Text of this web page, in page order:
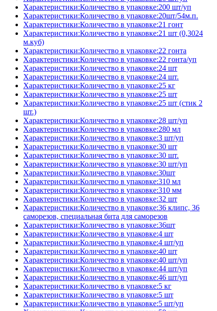
Характеристики:Количество в упаковке:200 шт/уп
Характеристики:Количество в упаковке:20шт/54м.п.
Характеристики:Количество в упаковке:21 гонт
Характеристики:Количество в упаковке:21 шт (0,3024
м.куб)
Характеристики:Количество в упаковке:22 гонта
Характеристики:Количество в упаковке:22 гонта/уп
Характеристики:Количество в упаковке:24 шт
Характеристики:Количество в упаковке:24 шт.
Характеристики:Количество в упаковке:25 кг
Характеристики:Количество в упаковке:25 шт
Характеристики:Количество в упаковке:25 шт (стик 2
шт.)
Характеристики:Количество в упаковке:28 шт/уп
Характеристики:Количество в упаковке:280 мл
Характеристики:Количество в упаковке:3 шт/уп
Характеристики:Количество в упаковке:30 шт
Характеристики:Количество в упаковке:30 шт.
Характеристики:Количество в упаковке:30 шт/уп
Характеристики:Количество в упаковке:30шт
Характеристики:Количество в упаковке:310 мл
Характеристики:Количество в упаковке:310 мм
Характеристики:Количество в упаковке:32 шт
Характеристики:Количество в упаковке:36 клипс, 36
саморезов, специальная бита для саморезов
Характеристики:Количество в упаковке:36шт
Характеристики:Количество в упаковке:4 шт
Характеристики:Количество в упаковке:4 шт/уп
Характеристики:Количество в упаковке:40 шт
Характеристики:Количество в упаковке:40 шт/уп
Характеристики:Количество в упаковке:44 шт/уп
Характеристики:Количество в упаковке:46 шт/уп
Характеристики:Количество в упаковке:5 кг
Характеристики:Количество в упаковке:5 шт
Характеристики:Количество в упаковке:5 шт/уп